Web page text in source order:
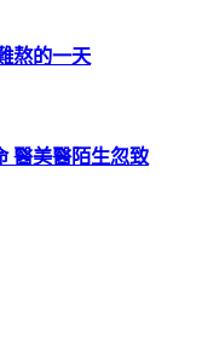
熬的一天
醫美醫陌生忽致